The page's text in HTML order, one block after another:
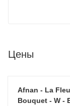
Цены
Afnan - La
Bouquet - W -